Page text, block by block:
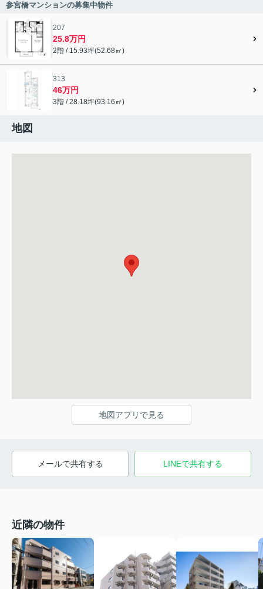
参宮橋マンションの募集中物件
207
25.8万円
2階 / 15.93坪(52.68㎡)
313
46万円
3階 / 28.18坪(93.16㎡)
地図
地図アプリで見る
メールで共有する LINEで共有する
近隣の物件